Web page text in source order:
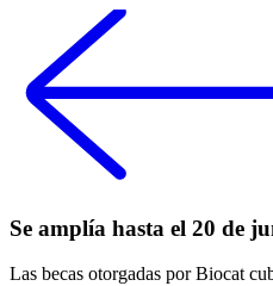
Se amplía hasta el 20 de
Las becas otorgadas por Biocat